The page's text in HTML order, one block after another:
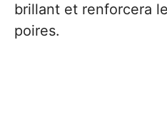
brillant et renforcera
poires.